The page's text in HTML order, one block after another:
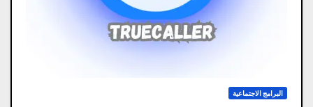
البرامج الاجتماعية